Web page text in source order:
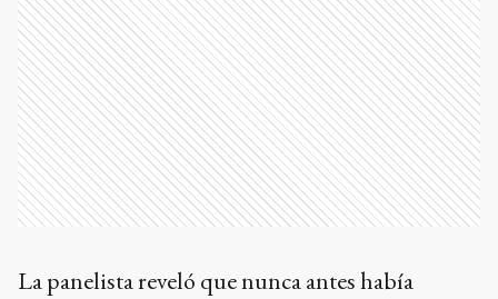
La panelista reveló que nunca antes había